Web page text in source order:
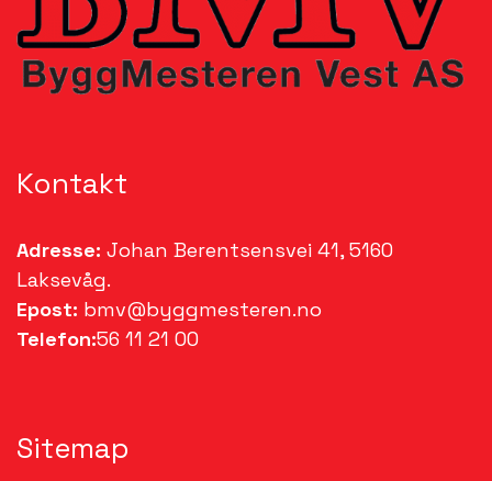
Kontakt
Adresse: Johan Berentsensvei 41, 5160
Laksevåg.
Epost: bmv@byggmesteren.no
Telefon:56 11 21 00
Sitemap